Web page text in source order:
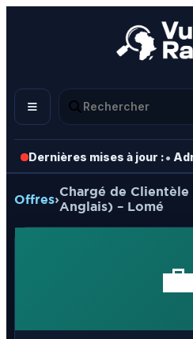
Dernières mises à jour :•
Offres›
Chargé de
Anglais) – Lomé
💼